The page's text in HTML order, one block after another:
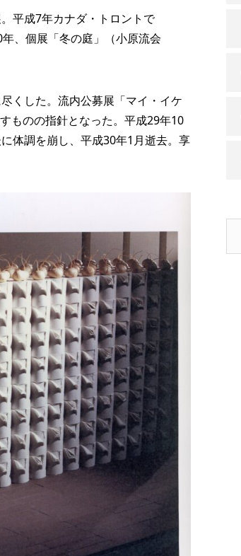
平成7年カナダ・トロントで
、個展「冬の庭」（小原流会
くした。流内公募展「マイ・イケ
ものの指針となった。平成29年10
体調を崩し、平成30年1月逝去。享